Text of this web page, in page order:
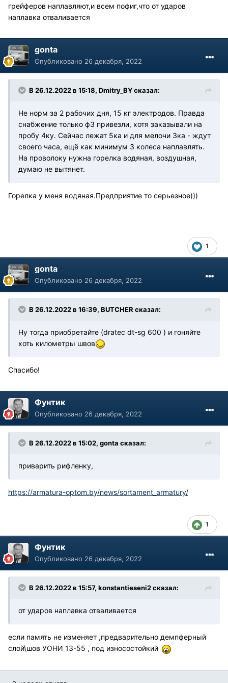
грейферов наплавляют,и всем пофиг,что от ударов
наплавка отваливается
gonta
Опубликовано 26 декабря, 2022
В 26.12.2022 в 15:18, Dmitry_BYсказал:
Не норм за 2 рабочих дня, 15 кг электродов. Правда
снабжение только ф3 привезли, хотя заказывали на
пробу 4ку. Сейчас лежат 5ка и для мелочи 3ка - ждут
своего часа, ещё как минимум 3 колеса наплавлять.
На проволоку нужна горелка водяная, воздушная,
думаю не вытянет.
Горелка у меня водяная.Предприятие то серьезное)))
1
gonta
Опубликовано 26 декабря, 2022
В 26.12.2022 в 16:39, BUTCHER сказал:
Ну тогда приобретайте (dratec dt-sg 600 ) и гоняйте
хоть километры швов
Спасибо!
Фунтик
Опубликовано 26 декабря, 2022
В 26.12.2022 в 15:02, gonta сказал:
приварить рифленку,
https://armatura-optom.by/news/sortament_armatury/
1
Фунтик
Опубликовано 26 декабря, 2022
В 26.12.2022 в 15:57, konstantieseni2сказал:
от ударов наплавка отваливается
если память не изменяет ,предварительно демпферный
слой\шов УОНИ 13-55 , под износостойкий